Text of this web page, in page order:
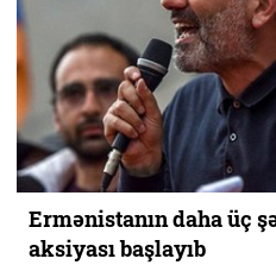
Ermənistanın daha üç
aksiyası başlayıb